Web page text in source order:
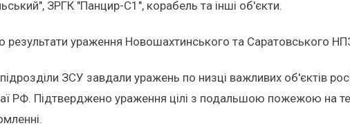
ЗРГК "Панцир-С1", корабель та інші об'єкти.
результати ураження Новошахтинського та Саратовського
ЗСУ завдали уражень по низці важливих об'єктів
РФ. Підтверджено ураження цілі з подальшою пожежою на